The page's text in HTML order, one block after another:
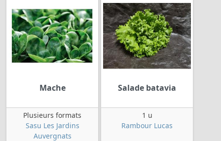
Mache
Plusieurs formats
Sasu Les Jardins
Auvergnats
Salade batavia
1 u
Rambour Lucas